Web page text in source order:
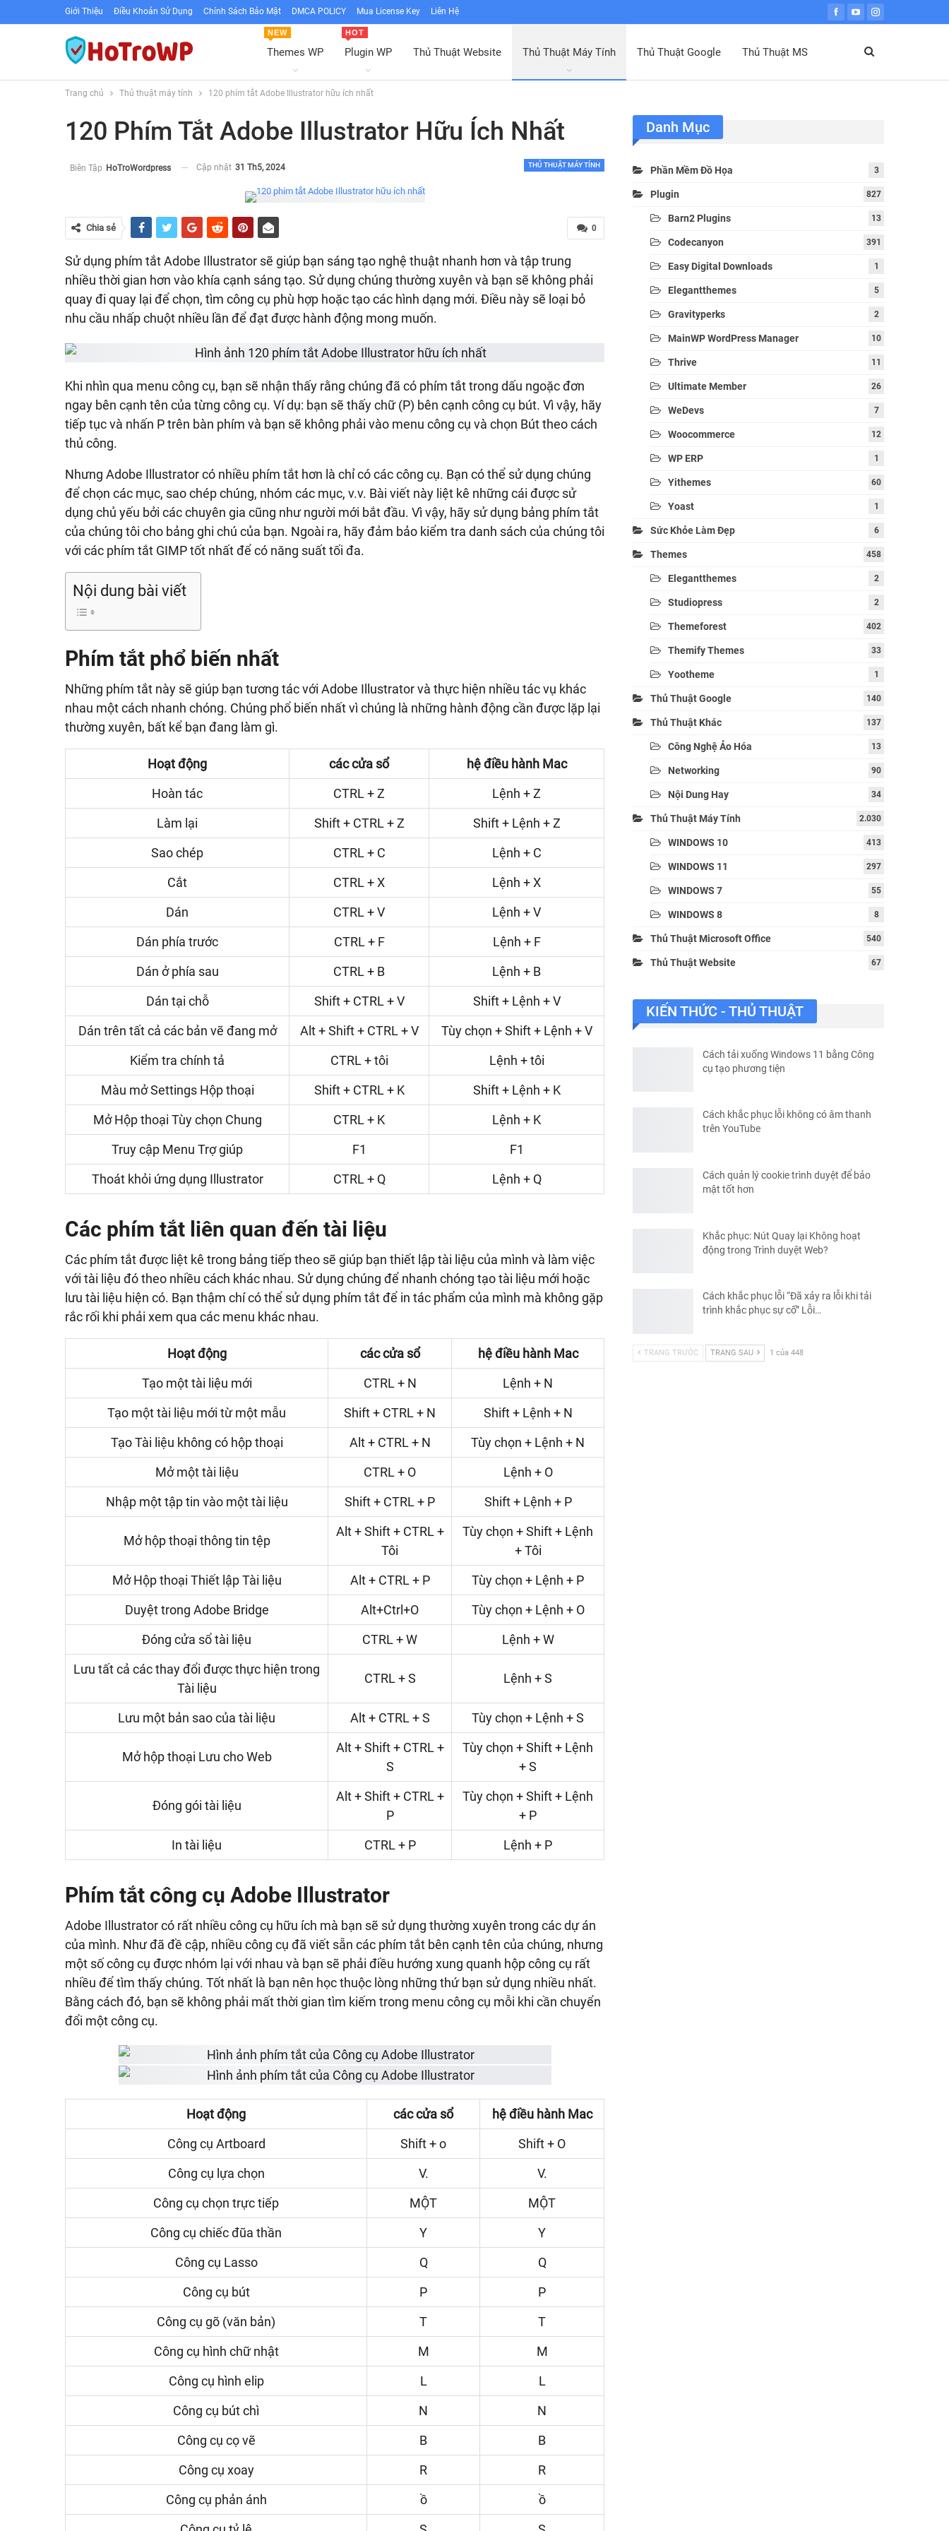
Giới Thiệu Điều Khoản Sử Dụng Chính Sách Bảo Mật DMCA POLICY Mua License Key Liên Hệ
Themes WP
NEW
Plugin WP
HOT
Thủ Thuật Website Thủ Thuật Máy Tính Thủ Thuật Google Thủ Thuật MS
Trang chủ Thủ thuật máy tính 120 phím tắt Adobe Illustrator hữu ích nhất
120 Phím Tắt Adobe Illustrator Hữu Ích Nhất
THỦ THUẬT MÁY TÍNH
Biên Tập HoTroWordpress Cập nhật 31 Th5, 2024
0
Chia sẻ
Sử dụng phím tắt Adobe Illustrator sẽ giúp bạn sáng tạo nghệ thuật nhanh hơn và tập trung
nhiều thời gian hơn vào khía cạnh sáng tạo. Sử dụng chúng thường xuyên và bạn sẽ không phải
quay đi quay lại để chọn, tìm công cụ phù hợp hoặc tạo các hình dạng mới. Điều này sẽ loại bỏ
nhu cầu nhấp chuột nhiều lần để đạt được hành động mong muốn.
Khi nhìn qua menu công cụ, bạn sẽ nhận thấy rằng chúng đã có phím tắt trong dấu ngoặc đơn
ngay bên cạnh tên của từng công cụ. Ví dụ: bạn sẽ thấy chữ (P) bên cạnh công cụ bút. Vì vậy, hãy
tiếp tục và nhấn P trên bàn phím và bạn sẽ không phải vào menu công cụ và chọn Bút theo cách
thủ công.
Nhưng Adobe Illustrator có nhiều phím tắt hơn là chỉ có các công cụ. Bạn có thể sử dụng chúng
để chọn các mục, sao chép chúng, nhóm các mục, v.v. Bài viết này liệt kê những cái được sử
dụng chủ yếu bởi các chuyên gia cũng như người mới bắt đầu. Vì vậy, hãy sử dụng bảng phím tắt
của chúng tôi cho bảng ghi chú của bạn. Ngoài ra, hãy đảm bảo kiểm tra danh sách của chúng tôi
với các phím tắt GIMP tốt nhất để có năng suất tối đa.
Nội dung bài viết
Phím tắt phổ biến nhất
Những phím tắt này sẽ giúp bạn tương tác với Adobe Illustrator và thực hiện nhiều tác vụ khác
nhau một cách nhanh chóng. Chúng phổ biến nhất vì chúng là những hành động cần được lặp lại
thường xuyên, bất kể bạn đang làm gì.
Hoạt động các cửa sổ
hệ điều hành Mac
Hoàn tác
CTRL + Z
Lệnh + Z
Làm lại
Shift + CTRL + Z
Shift + Lệnh + Z
Sao chép
CTRL + C
Lệnh + C
Cắt
CTRL + X
Lệnh + X
Dán
CTRL + V
Lệnh + V
Dán phía trước
CTRL + F
Lệnh + F
Dán ở phía sau
CTRL + B
Lệnh + B
Dán tại chỗ
Shift + CTRL + V
Shift + Lệnh + V
Dán trên tất cả các bản vẽ đang mở
Alt + Shift + CTRL + V
Tùy chọn + Shift + Lệnh + V
Kiểm tra chính tả
CTRL + tôi
Lệnh + tôi
Màu mở Settings Hộp thoại
Shift + CTRL + K
Shift + Lệnh + K
Mở Hộp thoại Tùy chọn Chung
CTRL + K
Lệnh + K
Truy cập Menu Trợ giúp
F1
F1
Thoát khỏi ứng dụng Illustrator
CTRL + Q Lệnh + Q
Các phím tắt liên quan đến tài liệu
Các phím tắt được liệt kê trong bảng tiếp theo sẽ giúp bạn thiết lập tài liệu của mình và làm việc
với tài liệu đó theo nhiều cách khác nhau. Sử dụng chúng để nhanh chóng tạo tài liệu mới hoặc
lưu tài liệu hiện có. Bạn thậm chí có thể sử dụng phím tắt để in tác phẩm của mình mà không gặp
rắc rối khi phải xem qua các menu khác nhau.
Hoạt động các cửa sổ
hệ điều hành Mac
Tạo một tài liệu mới
CTRL + N
Lệnh + N
Tạo một tài liệu mới từ một mẫu
Shift + CTRL + N
Shift + Lệnh + N
Tạo Tài liệu không có hộp thoại
Alt + CTRL + N
Tùy chọn + Lệnh + N
Mở một tài liệu
CTRL + O
Lệnh + O
Nhập một tập tin vào một tài liệu
Shift + CTRL + P Shift + Lệnh + P
Mở hộp thoại thông tin tệp
Alt + Shift + CTRL +
Tôi
Tùy chọn + Shift + Lệnh
+ Tôi
Mở Hộp thoại Thiết lập Tài liệu
Alt + CTRL + P
Tùy chọn + Lệnh + P
Duyệt trong Adobe Bridge
Alt+Ctrl+O
Tùy chọn + Lệnh + O
Đóng cửa sổ tài liệu
CTRL + W
Lệnh + W
Lưu tất cả các thay đổi được thực hiện trong
Tài liệu
CTRL + S Lệnh + S
Lưu một bản sao của tài liệu Alt + CTRL + S Tùy chọn + Lệnh + S
Mở hộp thoại Lưu cho Web
Alt + Shift + CTRL +
S
Tùy chọn + Shift + Lệnh
+ S
Đóng gói tài liệu
Alt + Shift + CTRL +
P
Tùy chọn + Shift + Lệnh
+ P
In tài liệu
CTRL + P Lệnh + P
Phím tắt công cụ Adobe Illustrator
Adobe Illustrator có rất nhiều công cụ hữu ích mà bạn sẽ sử dụng thường xuyên trong các dự án
của mình. Như đã đề cập, nhiều công cụ đã viết sẵn các phím tắt bên cạnh tên của chúng, nhưng
một số công cụ được nhóm lại với nhau và bạn sẽ phải điều hướng xung quanh hộp công cụ rất
nhiều để tìm thấy chúng. Tốt nhất là bạn nên học thuộc lòng những thứ bạn sử dụng nhiều nhất.
Bằng cách đó, bạn sẽ không phải mất thời gian tìm kiếm trong menu công cụ mỗi khi cần chuyển
đổi một công cụ.
Hoạt động các cửa sổ
hệ điều hành Mac
Công cụ Artboard
Shift + o
Shift + O
Công cụ lựa chọn
V.
V.
Công cụ chọn trực tiếp
MỘT
MỘT
Công cụ chiếc đũa thần
Y
Y
Công cụ Lasso
Q
Q
Công cụ bút
P
P
Công cụ gõ (văn bản)
T
T
Công cụ hình chữ nhật
M
M
Công cụ hình elip
L
L
Công cụ bút chì
N
N
Công cụ cọ vẽ
B
B
Công cụ xoay
R
R
Công cụ phản ánh
ồ
ồ
Danh Mục
Phần Mềm Đồ Họa 3
Plugin 827
Barn2 Plugins 13
Codecanyon 391
Easy Digital Downloads 1
Elegantthemes 5
Gravityperks 2
MainWP WordPress Manager 10
Thrive 11
Ultimate Member 26
WeDevs 7
Woocommerce 12
WP ERP 1
Yithemes 60
Yoast 1
Sức Khỏe Làm Đẹp 6
Themes 458
Elegantthemes 2
Studiopress 2
Themeforest 402
Themify Themes 33
Yootheme 1
Thủ Thuật Google 140
Thủ Thuật Khác 137
Công Nghệ Ảo Hóa 13
Networking 90
Nội Dung Hay 34
Thủ Thuật Máy Tính 2.030
WINDOWS 10 413
WINDOWS 11 297
WINDOWS 7 55
WINDOWS 8 8
Thủ Thuật Microsoft Office 540
Thủ Thuật Website 67
KIẾN THỨC - THỦ THUẬT
Cách tải xuống Windows 11 bằng Công
cụ tạo phương tiện
Cách khắc phục lỗi không có âm thanh
trên YouTube
Cách quản lý cookie trình duyệt để bảo
mật tốt hơn
Khắc phục: Nút Quay lại Không hoạt
động trong Trình duyệt Web?
Cách khắc phục lỗi “Đã xảy ra lỗi khi tải
trình khắc phục sự cố” Lỗi…
TRANG TRƯỚC TRANG SAU 1 của 448